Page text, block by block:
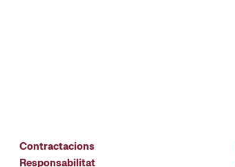
Contractacions
Responsabilitat